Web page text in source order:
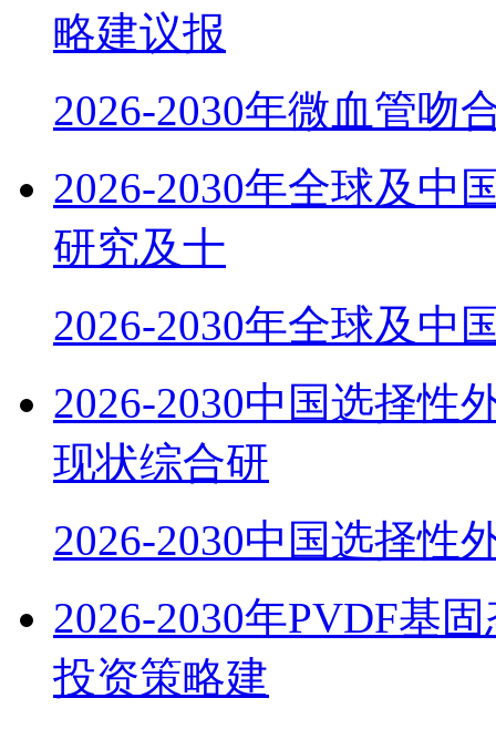
略建议报
2026-2030年微血管吻
2026-2030年全球及中
研究及十
2026-2030年全球及中
2026-2030中国选择性
现状综合研
2026-2030中国选择性
2026-2030年PVDF基
投资策略建